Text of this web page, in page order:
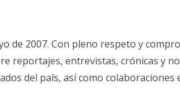
de 2007. Con pleno respeto y
reportajes, entrevistas, crónicas y
del país, así como colaboraciones